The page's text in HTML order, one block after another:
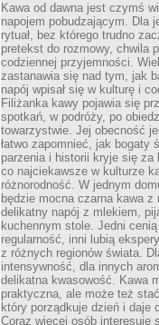
Kawa od dawna jest czymś
napojem pobudzającym. Dla
rytuał, bez którego trudno
pretekst do rozmowy, chwila
codziennej przyjemności.
zastanawia się nad tym, jak
napój wpisał się w kulturę i
Filiżanka kawy pojawia się
spotkań, w podróży, po
towarzystwie. Jej obecność
łatwo zapomnieć, jak bogaty
parzenia i historii kryje się za
co najciekawsze w kulturze
różnorodność. W jednym
będzie mocna czarna kawa z
delikatny napój z mlekiem,
kuchennym stole. Jedni
regularność, inni lubią
z różnych regionów świata.
intensywność, dla innych
delikatna kwasowość. Kawa
praktyczna, ale może też
który porządkuje dzień i daje
Coraz więcej osób interesuje